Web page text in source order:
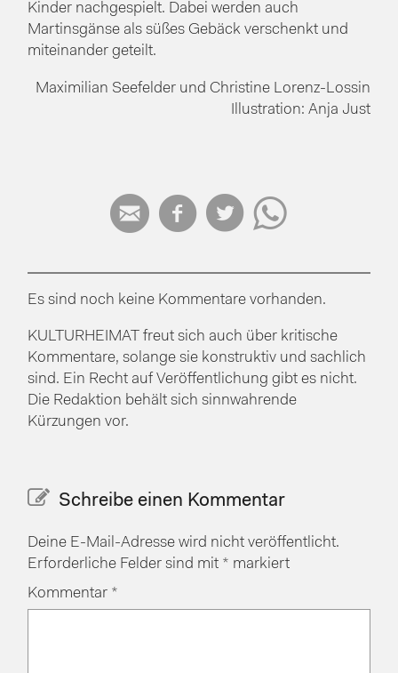
Kinder nachgespielt. Dabei werden auch
Martinsgänse als süßes Gebäck verschenkt und
miteinander geteilt.
Maximilian Seefelder und Christine Lorenz-Lossin
Illustration: Anja Just
   
Es sind noch keine Kommentare vorhanden.
KULTURHEIMAT freut sich auch über kritische
Kommentare, solange sie konstruktiv und sachlich
sind. Ein Recht auf Veröffentlichung gibt es nicht.
Die Redaktion behält sich sinnwahrende
Kürzungen vor.
Schreibe einen Kommentar
Deine E-Mail-Adresse wird nicht veröffentlicht.
Erforderliche Felder sind mit * markiert
Kommentar *